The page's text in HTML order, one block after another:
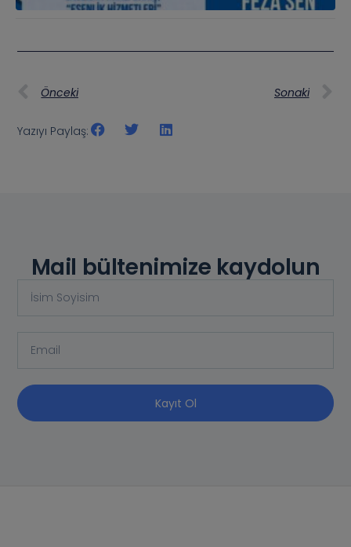
Önceki Sonaki
Yazıyı Paylaş:
Mail bültenimize kaydolun
Kayıt Ol